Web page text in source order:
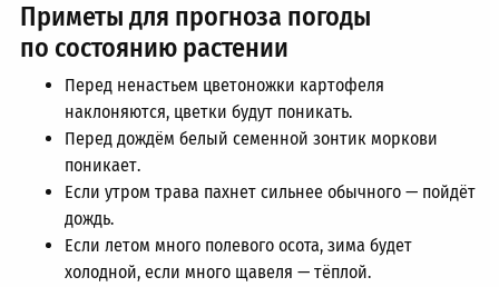
Приметы для прогноза погоды
по состоянию растении
Перед ненастьем цветоножки картофеля
наклоняются, цветки будут поникать.
Перед дождём белый семенной зонтик моркови
поникает.
Если утром трава пахнет сильнее обычного — пойдёт
дождь.
Если летом много полевого осота, зима будет
холодной, если много щавеля — тёплой.